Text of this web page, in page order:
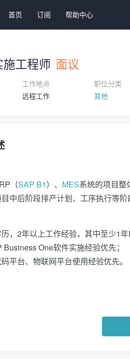
首页 订阅 帮助中心
工程师 面议
工作地点
远程工作
职位分类
其他
（SAP B1）、 MES系统的项目整
中后阶段排产计划、工序执行等阶
，2年以上工作经验，其中至少1
One软件实施经验优先；
平台、物联网平台使用经验优先。